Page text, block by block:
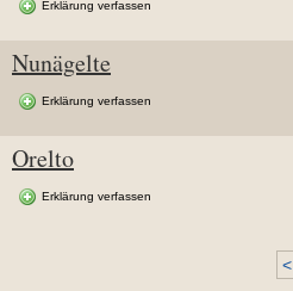
Erklärung verfassen
Nunägelte
Erklärung verfassen
Orelto
Erklärung verfassen
<